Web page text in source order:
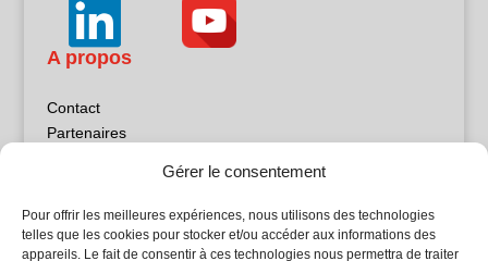
Gérer le consentement
Pour offrir les meilleures expériences, nous utilisons des technologies
telles que les cookies pour stocker et/ou accéder aux informations des
appareils. Le fait de consentir à ces technologies nous permettra de traiter
A propos
Contact
Partenaires
Politique de confidentialité
Sites partenaires